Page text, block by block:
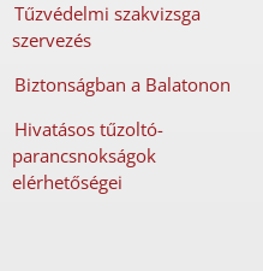
Tűzvédelmi szakvizsga
szervezés
Biztonságban a Balatonon
Hivatásos tűzoltó-
parancsnokságok
elérhetőségei